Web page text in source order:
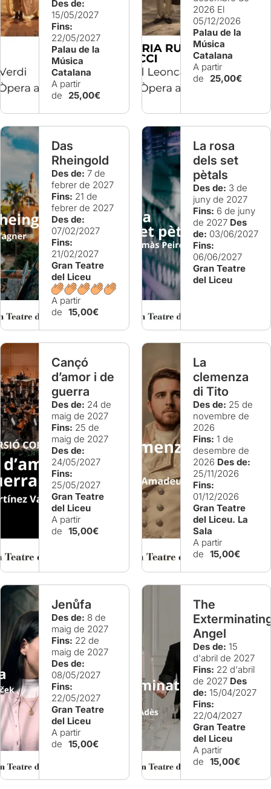
Des de:
15/05/2027
Fins:
22/05/2027
Palau de la
Música
Catalana
A partir
de
25,00€
2026 El
05/12/2026
Palau de la
Música
Catalana
A partir
de
25,00€
Das
Rheingold
Des de: 7 de
febrer de 2027
Fins: 21 de
febrer de 2027
Des de:
07/02/2027
Fins:
21/02/2027
Gran Teatre
del Liceu
A partir
de 15,00€
La rosa
dels set
pètals
Des de: 3 de
juny de 2027
Fins: 6 de juny
de 2027 Des
de: 03/06/2027
Fins:
06/06/2027
Gran Teatre
del Liceu
Cançó
d’amor i de
guerra
Des de: 24 de
maig de 2027
Fins: 25 de
maig de 2027
Des de:
24/05/2027
Fins:
25/05/2027
Gran Teatre
del Liceu
A partir
de 15,00€
La
clemenza
di Tito
Des de: 25 de
novembre de
2026
Fins: 1 de
desembre de
2026 Des de:
25/11/2026
Fins:
01/12/2026
Gran Teatre
del Liceu. La
Sala
A partir
de 15,00€
Jenůfa
Des de: 8 de
maig de 2027
Fins: 22 de
maig de 2027
Des de:
08/05/2027
Fins:
22/05/2027
Gran Teatre
del Liceu
A partir
de 15,00€
The
Angel
Des de: 15
d'abril de 2027
Fins: 22 d'abril
de 2027 Des
de: 15/04/2027
Fins:
22/04/2027
Gran Teatre
del Liceu
A partir
de 15,00€